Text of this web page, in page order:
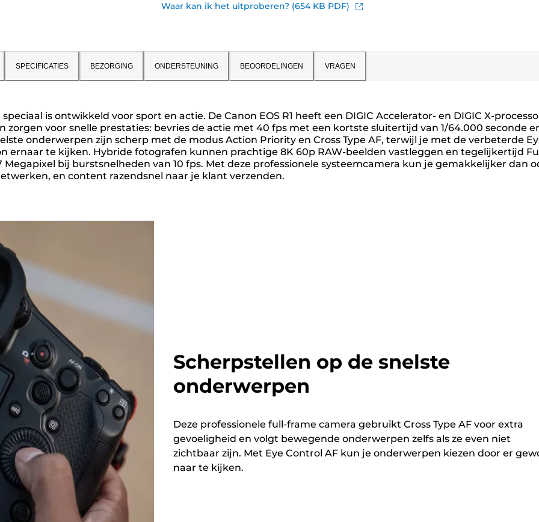
Waar kan ik het uitproberen? (654 KB PDF)
SPECIFICATIES BEZORGING ONDERSTEUNING BEOORDELINGEN VRAGEN
is ontwikkeld voor sport en actie. De Canon EOS R1 heeft een DIGIC Accelerator- en DIGIC X-
zorgen voor snelle prestaties: bevries de actie met 40 fps met een kortste sluitertijd van 1/64.000 seconde
onderwerpen zijn scherp met de modus Action Priority en Cross Type AF, terwijl je met de verbeterde
ernaar te kijken. Hybride fotografen kunnen prachtige 8K 60p RAW-beelden vastleggen en tegelijkertijd
bij burstsnelheden van 10 fps. Met deze professionele systeemcamera kun je gemakkelijker dan
en content razendsnel naar je klant verzenden.
Scherpstellen op de snelste
onderwerpen
Deze professionele full-frame camera gebruikt Cross Type AF voor extra
gevoeligheid en volgt bewegende onderwerpen zelfs als ze even niet
zichtbaar zijn. Met Eye Control AF kun je onderwerpen kiezen door er
naar te kijken.